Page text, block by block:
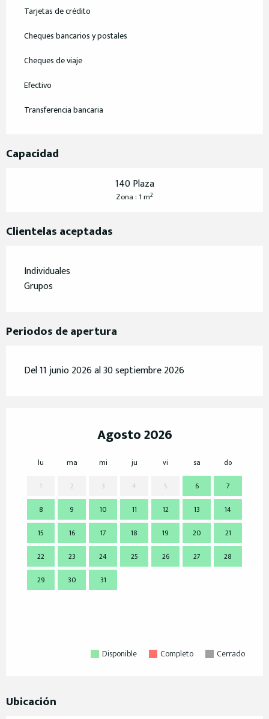
Tarjetas de crédito
Cheques bancarios y postales
Cheques de viaje
Efectivo
Transferencia bancaria
Capacidad
140 Plaza
Zona : 1 m2
Clientelas aceptadas
Individuales
Grupos
Periodos de apertura
Del 11 junio 2026 al 30 septiembre 2026
Agosto 2026
lu ma mi ju vi sa
do
1
2 3 4 5 6
7
8
9 10 11 12 13
14
15
16 17 18 19 20
21
22
23 24 25 26 27
28
29
30 31
Disponible Completo Cerrado
Ubicación